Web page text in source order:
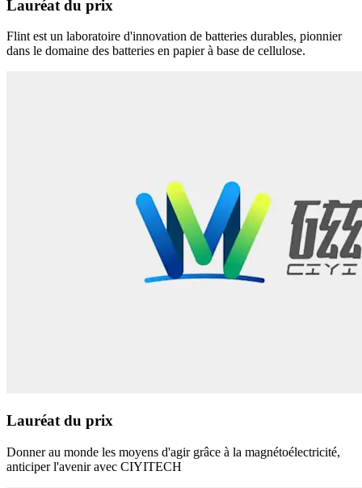
Lauréat du prix
Flint est un laboratoire d'innovation de batteries durables, pionnier
dans le domaine des batteries en papier à base de cellulose.
Lauréat du prix
Donner au monde les moyens d'agir grâce à la magnétoélectricité,
anticiper l'avenir avec CIYITECH